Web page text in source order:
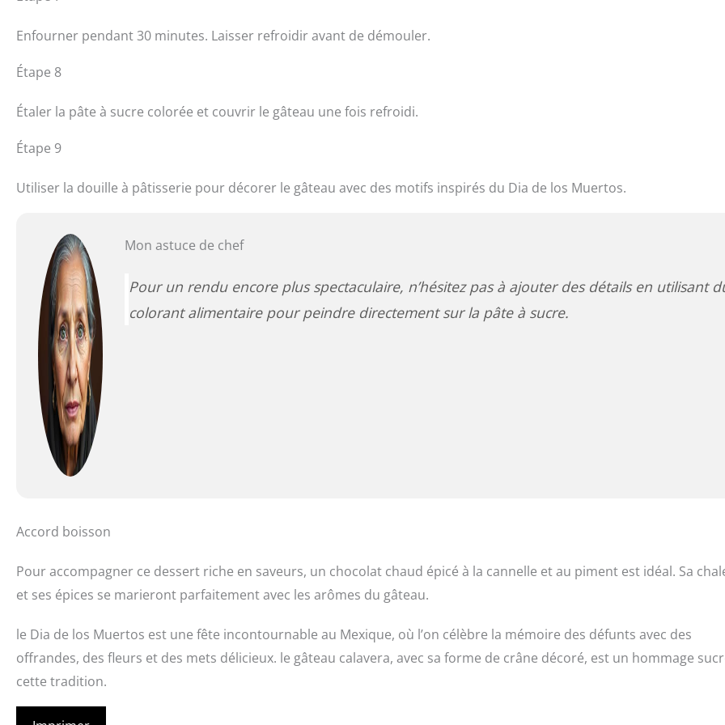
Enfourner pendant 30 minutes. Laisser refroidir avant de démouler.
Étape 8
Étaler la pâte à sucre colorée et couvrir le gâteau une fois refroidi.
Étape 9
Utiliser la douille à pâtisserie pour décorer le gâteau avec des motifs inspirés du Dia de los Muertos.
Mon astuce de chef
Pour un rendu encore plus spectaculaire, n’hésitez pas à ajouter des détails en utilisant
colorant alimentaire pour peindre directement sur la pâte à sucre.
Accord boisson
Pour accompagner ce dessert riche en saveurs, un chocolat chaud épicé à la cannelle et au piment est idéal. Sa
et ses épices se marieront parfaitement avec les arômes du gâteau.
le Dia de los Muertos est une fête incontournable au Mexique, où l’on célèbre la mémoire des défunts avec des
offrandes, des fleurs et des mets délicieux. le gâteau calavera, avec sa forme de crâne décoré, est un hommage
cette tradition.